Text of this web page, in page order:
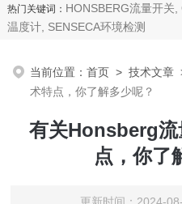
热门关键词： HONSBERG流量开关
温度计, SENSECA环境检测
当前位置：首页 >技术文章
术特点，你了解多少呢？
有关Honsberg流
点，你了